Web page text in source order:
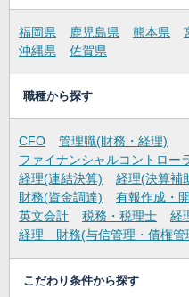
福岡県 鹿児島県 熊本県
沖縄県
佐賀県
職種から探す
CFO
管理職(財務・経理)
ファイナンシャルコントロー
経理(連結決算)
経理(決算補
財務(資金調達)
有報作成・
英文会計
税務・税理士 経
経理 財務(与信管理・債権管
こだわり条件から探す